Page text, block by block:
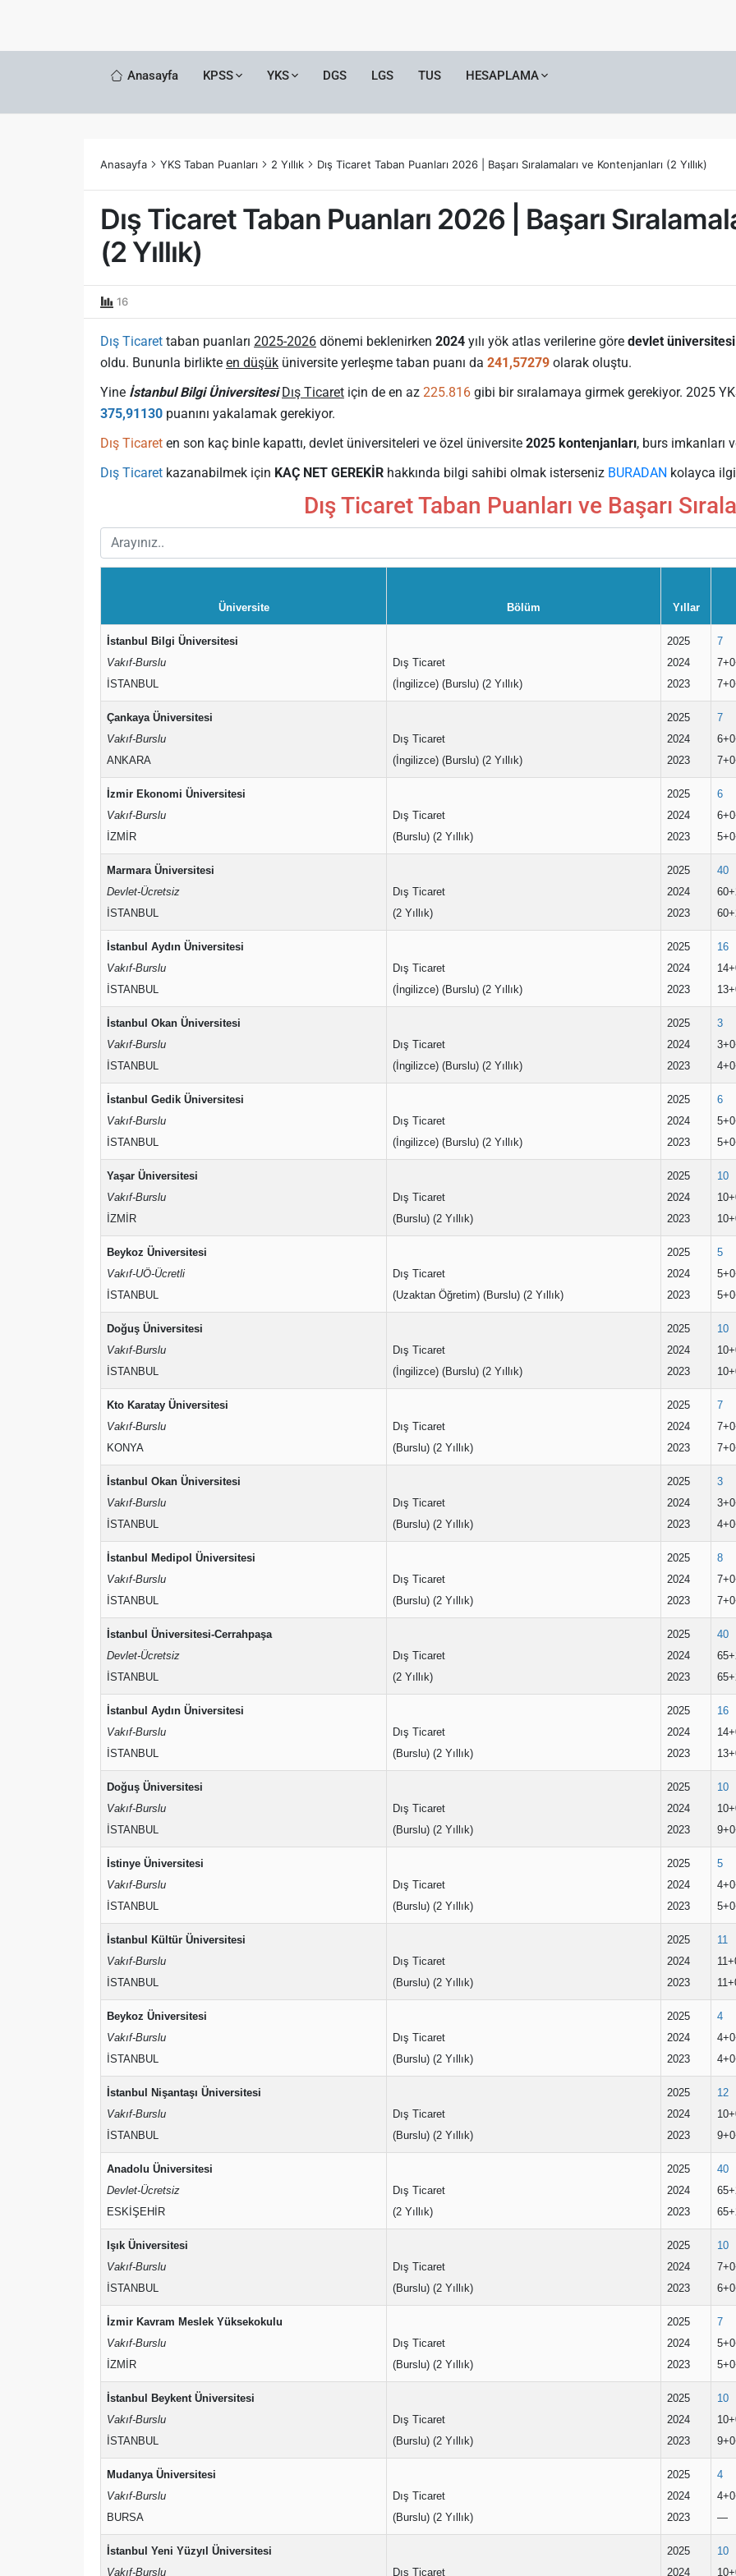
Anasayfa KPSS YKS DGS LGS TUS HESAPLAMA
Anasayfa YKS Taban Puanları 2 Yıllık Dış Ticaret Taban Puanları 2026 | Başarı Sıralamaları ve Kontenjanları (2 Yıllık)
Dış Ticaret Taban Puanları 2026 | Başarı
(2 Yıllık)
16
Dış Ticaret taban puanları 2025-2026 dönemi beklenirken 2024 yılı yök atlas verilerine göre devlet üniversitesi
oldu. Bununla birlikte en düşük üniversite yerleşme taban puanı da 241,57279 olarak oluştu.
Yine İstanbul Bilgi Üniversitesi Dış Ticaret için de en az 225.816 gibi bir sıralamaya girmek gerekiyor. 2025
375,91130 puanını yakalamak gerekiyor.
Dış Ticaret en son kaç binle kapattı, devlet üniversiteleri ve özel üniversite 2025 kontenjanları, burs imkanları
Dış Ticaret kazanabilmek için KAÇ NET GEREKİR hakkında bilgi sahibi olmak isterseniz BURADAN kolayca
Dış Ticaret Taban Puanları ve Başarı
Üniversite Bölüm Yıllar
İstanbul Bilgi Üniversitesi
Vakıf-Burslu
İSTANBUL
Dış Ticaret
(İngilizce) (Burslu) (2 Yıllık)
2025
2024
2023
7
Çankaya Üniversitesi
Vakıf-Burslu
ANKARA
Dış Ticaret
(İngilizce) (Burslu) (2 Yıllık)
2025
2024
2023
7
İzmir Ekonomi Üniversitesi
Vakıf-Burslu
İZMİR
Dış Ticaret
(Burslu) (2 Yıllık)
2025
2024
2023
6
Marmara Üniversitesi
Devlet-Ücretsiz
İSTANBUL
Dış Ticaret
(2 Yıllık)
2025
2024
2023
40
İstanbul Aydın Üniversitesi
Vakıf-Burslu
İSTANBUL
Dış Ticaret
(İngilizce) (Burslu) (2 Yıllık)
2025
2024
2023
16
İstanbul Okan Üniversitesi
Vakıf-Burslu
İSTANBUL
Dış Ticaret
(İngilizce) (Burslu) (2 Yıllık)
2025
2024
2023
3
İstanbul Gedik Üniversitesi
Vakıf-Burslu
İSTANBUL
Dış Ticaret
(İngilizce) (Burslu) (2 Yıllık)
2025
2024
2023
6
Yaşar Üniversitesi
Vakıf-Burslu
İZMİR
Dış Ticaret
(Burslu) (2 Yıllık)
2025
2024
2023
10
Beykoz Üniversitesi
Vakıf-UÖ-Ücretli
İSTANBUL
Dış Ticaret
(Uzaktan Öğretim) (Burslu) (2 Yıllık)
2025
2024
2023
5
Doğuş Üniversitesi
Vakıf-Burslu
İSTANBUL
Dış Ticaret
(İngilizce) (Burslu) (2 Yıllık)
2025
2024
2023
10
Kto Karatay Üniversitesi
Vakıf-Burslu
KONYA
Dış Ticaret
(Burslu) (2 Yıllık)
2025
2024
2023
7
İstanbul Okan Üniversitesi
Vakıf-Burslu
İSTANBUL
Dış Ticaret
(Burslu) (2 Yıllık)
2025
2024
2023
3
İstanbul Medipol Üniversitesi
Vakıf-Burslu
İSTANBUL
Dış Ticaret
(Burslu) (2 Yıllık)
2025
2024
2023
8
İstanbul Üniversitesi-Cerrahpaşa
Devlet-Ücretsiz
İSTANBUL
Dış Ticaret
(2 Yıllık)
2025
2024
2023
40
İstanbul Aydın Üniversitesi
Vakıf-Burslu
İSTANBUL
Dış Ticaret
(Burslu) (2 Yıllık)
2025
2024
2023
16
Doğuş Üniversitesi
Vakıf-Burslu
İSTANBUL
Dış Ticaret
(Burslu) (2 Yıllık)
2025
2024
2023
10
İstinye Üniversitesi
Vakıf-Burslu
İSTANBUL
Dış Ticaret
(Burslu) (2 Yıllık)
2025
2024
2023
5
İstanbul Kültür Üniversitesi
Vakıf-Burslu
İSTANBUL
Dış Ticaret
(Burslu) (2 Yıllık)
2025
2024
2023
11
Beykoz Üniversitesi
Vakıf-Burslu
İSTANBUL
Dış Ticaret
(Burslu) (2 Yıllık)
2025
2024
2023
4
İstanbul Nişantaşı Üniversitesi
Vakıf-Burslu
İSTANBUL
Dış Ticaret
(Burslu) (2 Yıllık)
2025
2024
2023
12
Anadolu Üniversitesi
Devlet-Ücretsiz
ESKİŞEHİR
Dış Ticaret
(2 Yıllık)
2025
2024
2023
40
Işık Üniversitesi
Vakıf-Burslu
İSTANBUL
Dış Ticaret
(Burslu) (2 Yıllık)
2025
2024
2023
10
İzmir Kavram Meslek Yüksekokulu
Vakıf-Burslu
İZMİR
Dış Ticaret
(Burslu) (2 Yıllık)
2025
2024
2023
7
İstanbul Beykent Üniversitesi
Vakıf-Burslu
İSTANBUL
Dış Ticaret
(Burslu) (2 Yıllık)
2025
2024
2023
10
Mudanya Üniversitesi
Vakıf-Burslu
BURSA
Dış Ticaret
(Burslu) (2 Yıllık)
2025
2024
2023
4
—
İstanbul Yeni Yüzyıl Üniversitesi
Vakıf-Burslu
Dış Ticaret
2025
2024
10